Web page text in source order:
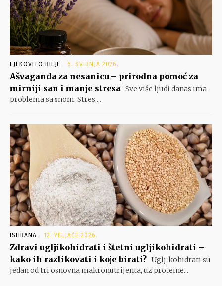
LJEKOVITO BILJE 6. SVIBNJA 2026.
Ašvaganda za nesanicu – prirodna pomoć za
mirniji san i manje stresa Sve više ljudi danas ima
problema sa snom. Stres,...
ISHRANA 12. VELJAČE 2026.
Zdravi ugljikohidrati i štetni ugljikohidrati –
kako ih razlikovati i koje birati? Ugljikohidrati su
jedan od tri osnovna makronutrijenta, uz proteine...